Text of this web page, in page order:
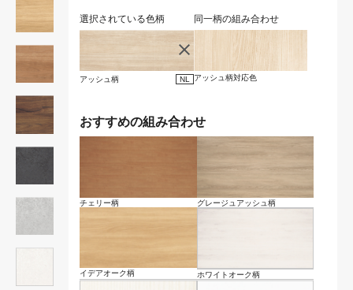
選択されている色柄
アッシュ柄 NL
同一柄の組み合わせ
アッシュ柄対応色
おすすめの組み合わせ
チェリー柄 グレージュアッシュ柄
イデアオーク柄 ホワイトオーク柄